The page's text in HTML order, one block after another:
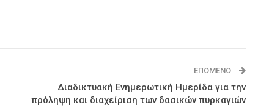
ΕΠΌΜΕΝΟ
Διαδικτυακή Ενημερωτική Ημερίδα για την
πρόληψη και διαχείριση των δασικών πυρκαγιών